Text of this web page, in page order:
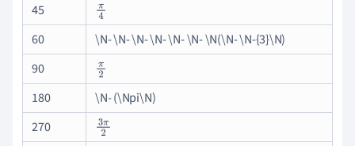
45
π4
60
\N- \N- \N- \N- \N- \N- \N(\N- \N-{3}\N)
90
π2
180
\N- (\Npi\N)
270
3π2